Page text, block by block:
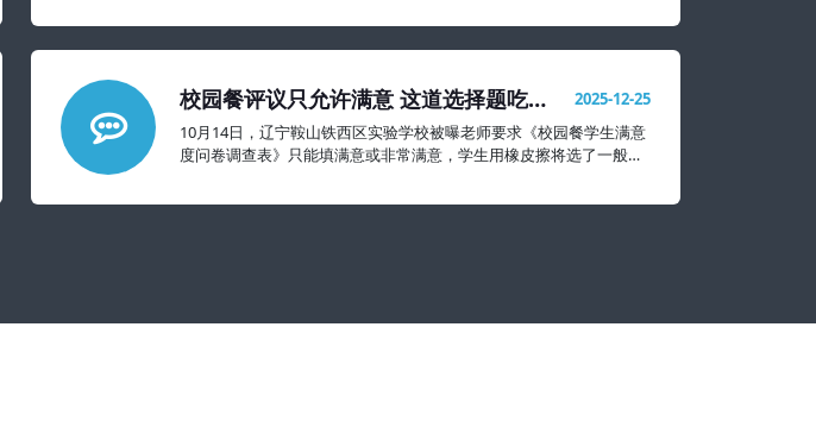
校园餐评议只允许满意 这道选择题吃相
太难看
2025-12-25
10月14日，辽宁鞍山铁西区实验学校被曝老师要求《校园餐学生满意
度问卷调查表》只能填满意或非常满意，学生用橡皮擦将选了一般和